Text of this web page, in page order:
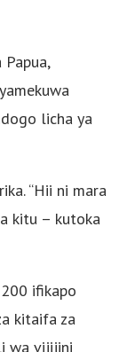
licha ya
“Hii ni mara
kitu – kutoka
ifikapo
kitaifa za
wa vijijini